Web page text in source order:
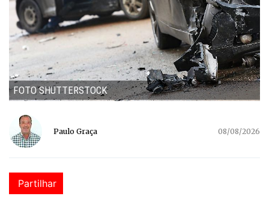
FOTO SHUTTERSTOCK
Paulo Graça 08/08/2026
Partilhar